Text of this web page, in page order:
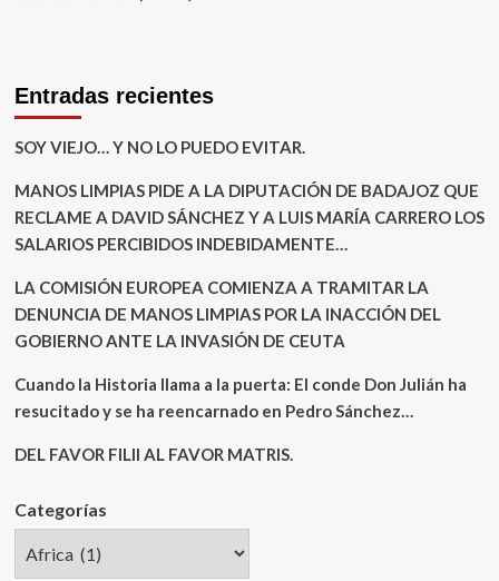
Entradas recientes
SOY VIEJO… Y NO LO PUEDO EVITAR.
MANOS LIMPIAS PIDE A LA DIPUTACIÓN DE BADAJOZ QUE
RECLAME A DAVID SÁNCHEZ Y A LUIS MARÍA CARRERO LOS
SALARIOS PERCIBIDOS INDEBIDAMENTE…
LA COMISIÓN EUROPEA COMIENZA A TRAMITAR LA
DENUNCIA DE MANOS LIMPIAS POR LA INACCIÓN DEL
GOBIERNO ANTE LA INVASIÓN DE CEUTA
Cuando la Historia llama a la puerta: El conde Don Julián ha
resucitado y se ha reencarnado en Pedro Sánchez…
DEL FAVOR FILII AL FAVOR MATRIS.
Categorías